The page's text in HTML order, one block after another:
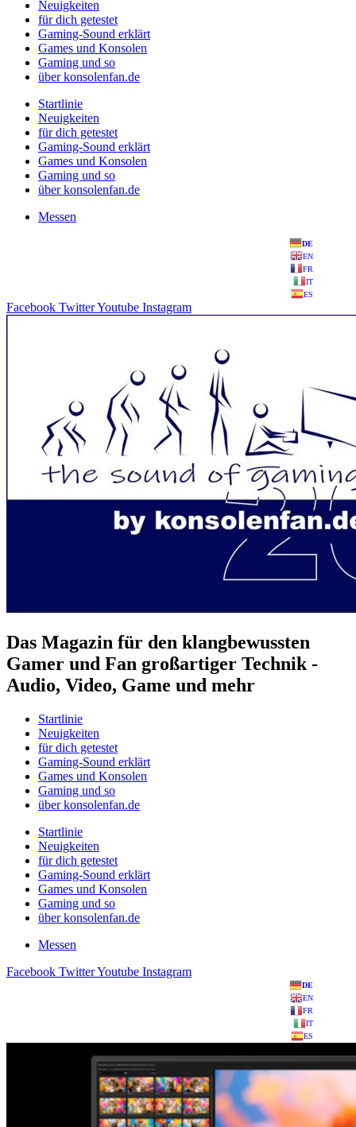
Neuigkeiten
für dich getestet
Gaming-Sound erklärt
Games und Konsolen
Gaming und so
über konsolenfan.de
Startlinie
Neuigkeiten
für dich getestet
Gaming-Sound erklärt
Games und Konsolen
Gaming und so
über konsolenfan.de
Messen
DE
EN
FR
IT
ES
Facebook TwitterYoutube Instagram
Das Magazin für den klangbewussten
Gamer und Fan großartiger Technik -
Audio, Video, Game und mehr
Startlinie
Neuigkeiten
für dich getestet
Gaming-Sound erklärt
Games und Konsolen
Gaming und so
über konsolenfan.de
Startlinie
Neuigkeiten
für dich getestet
Gaming-Sound erklärt
Games und Konsolen
Gaming und so
über konsolenfan.de
Messen
Facebook TwitterYoutube Instagram
DE
EN
FR
IT
ES